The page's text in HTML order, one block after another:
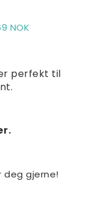
NOK
perfekt til
deg gjerne!